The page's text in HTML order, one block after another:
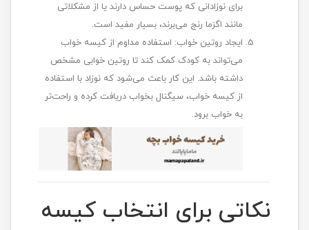
برای نوزادانی که پوست حساس دارند یا از مشکلاتی
مانند اگزما رنج می‌برند، بسیار مفید است.
ایجاد روتین خواب: استفاده مداوم از کیسه خواب
می‌تواند به کودک کمک کند تا روتین خوابی مشخص
داشته باشد. این کار باعث می‌شود که نوزاد با استفاده
از کیسه خواب، سیگنال بخواب دریافت کرده و راحت‌تر
به خواب برود.
نکاتی برای انتخاب کیسه